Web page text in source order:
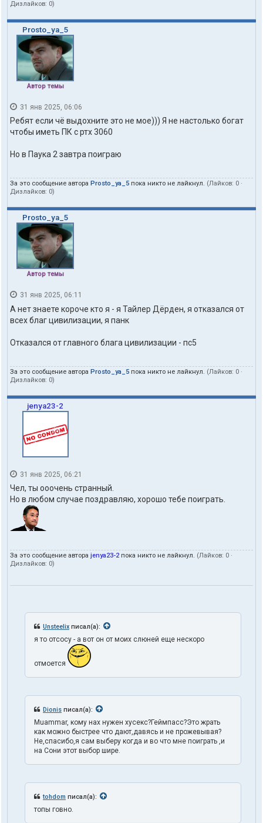
Дизлайков: 0)
Prosto_ya_5
Автор темы
31 янв 2025, 06:06
Ребят если чё выдохните это не мое))) Я не настолько богат
чтобы иметь ПК с ртх 3060
Но в Паука 2 завтра поиграю
За это сообщение автора Prosto_ya_5 пока никто не лайкнул. (Лайков: 0 ·
Дизлайков: 0)
Prosto_ya_5
Автор темы
31 янв 2025, 06:11
А нет знаете короче кто я - я Тайлер Дёрден, я отказался от
всех благ цивилизации, я панк
Отказался от главного блага цивилизации - пс5
За это сообщение автора Prosto_ya_5 пока никто не лайкнул. (Лайков: 0 ·
Дизлайков: 0)
jenya23-2
31 янв 2025, 06:21
Чел, ты ооочень странный.
Но в любом случае поздравляю, хорошо тебе поиграть.
За это сообщение автора jenya23-2 пока никто не лайкнул. (Лайков: 0 ·
Дизлайков: 0)
Unsteelix писал(а):
я то отсосу - а вот он от моих слюней еще нескоро
отмоется
Dionis писал(а):
Muammar, кому нах нужен хусекс?Геймпасс?Это жрать
как можно быстрее что дают,давясь и не прожевывая?
Не,спасибо,я сам выберу когда и во что мне поиграть ,и
на Сони этот выбор шире.
tohdom писал(а):
топы говно.